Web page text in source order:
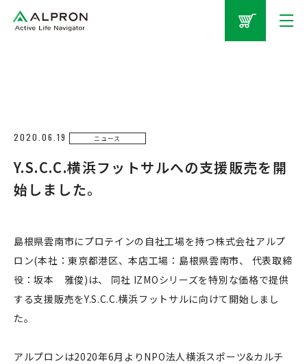
2020.06.19 ニュース
Y.S.C.C.横浜フットサルへの支援販売を開
始しました。
島根県雲南市にプロテインの自社工場を持つ株式会社アルプ
ロン(本社：東京都港区、本店工場：島根県雲南市、 代表取締
役：坂本 雅俊)は、 同社 IZMOシリーズを特別な価格で提供
する支援販売をY.S.C.C.横浜フットサルに向けて開始しまし
た。
アルプロンは2020年6月よりNPO法⼈横浜スポーツ&カルチ